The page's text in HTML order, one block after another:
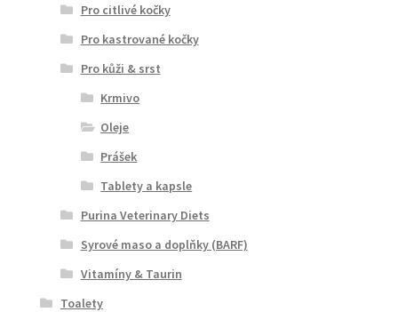
Pro citlivé kočky
Pro kastrované kočky
Pro kůži & srst
Krmivo
Oleje
Prášek
Tablety a kapsle
Purina Veterinary Diets
Syrové maso a doplňky (BARF)
Vitamíny & Taurin
Toalety